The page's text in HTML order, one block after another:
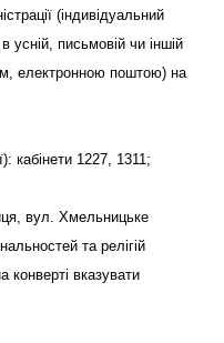
(індивідуальний
письмовій чи іншій
електронною поштою) на
кабінети 1227, 1311;
вул. Хмельницьке
та релігій
конверті вказувати